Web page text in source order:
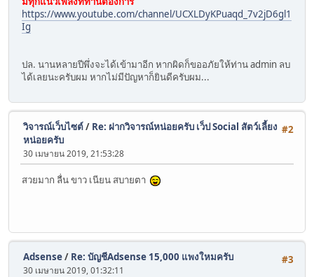
https://www.youtube.com/channel/UCXLDyKPuaqd_7v2jD6gl1
Ig
ปล. นานหลายปีพึ่งจะได้เข้ามาอีก หากผิดก็ขออภัยให้ท่าน admin ลบ
ได้เลยนะครับผม หากไม่มีปัญหาก็ยินดีครับผม...
#2
วิจารณ์เว็บไซต์/ Re: ฝากวิจารณ์หน่อยครับ เว็ป Social สัตว์เลี้ยง
หน่อยครับ
30 เมษายน 2019, 21:53:28
สวยมาก ลื่น ขาว เนียน สบายตา
#3
Adsense/ Re: บัญชีAdsense 15,000 แพงใหมครับ
30 เมษายน 2019, 01:32:11